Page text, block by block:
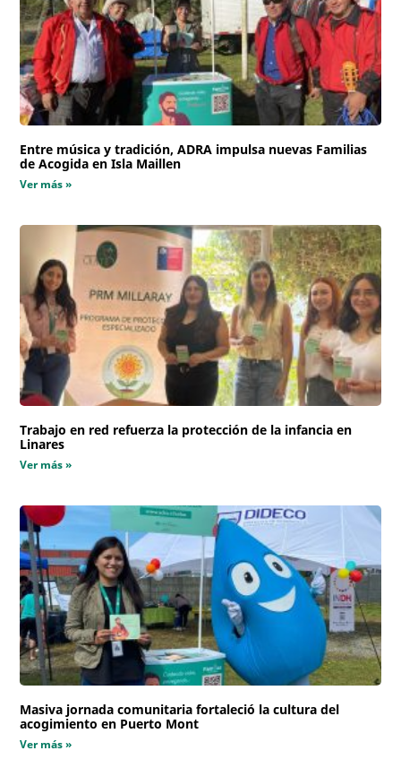
Entre música y tradición, ADRA impulsa nuevas Familias
de Acogida en Isla Maillen
Ver más »
Trabajo en red refuerza la protección de la infancia en
Linares
Ver más »
Masiva jornada comunitaria fortaleció la cultura del
acogimiento en Puerto Mont
Ver más »